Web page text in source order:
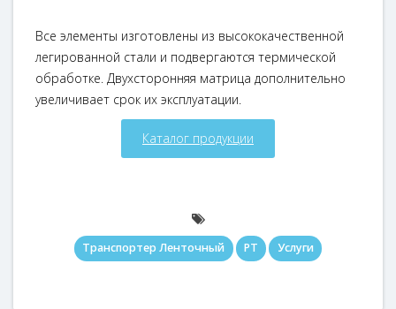
Все элементы изготовлены из высококачественной
легированной стали и подвергаются термической
обработке. Двухсторонняя матрица дополнительно
увеличивает срок их эксплуатации.
Каталог продукции
Транспортер Ленточный PT Услуги